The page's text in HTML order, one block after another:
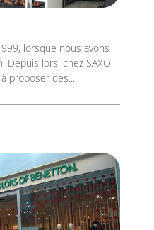
lorsque nous avons
lors, chez SAXO,
proposer des...